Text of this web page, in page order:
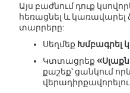
Այս բաժնում դուք
հեռացնել և կառավարել
տարրերը:
Սեղմեք Խմբագրել
Կտտացրեք
քաշեք՝ ցանկում